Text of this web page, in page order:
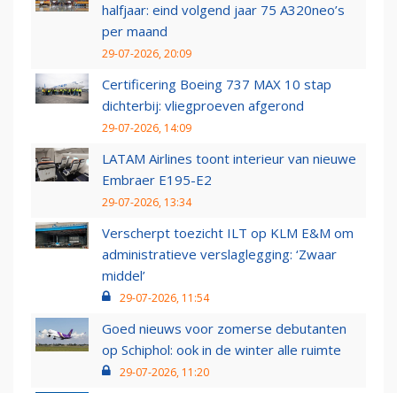
halfjaar: eind volgend jaar 75 A320neo’s
per maand
29-07-2026, 20:09
Certificering Boeing 737 MAX 10 stap
dichterbij: vliegproeven afgerond
29-07-2026, 14:09
LATAM Airlines toont interieur van nieuwe
Embraer E195-E2
29-07-2026, 13:34
Verscherpt toezicht ILT op KLM E&M om
administratieve verslaglegging: ‘Zwaar
middel’
29-07-2026, 11:54
Goed nieuws voor zomerse debutanten
op Schiphol: ook in de winter alle ruimte
29-07-2026, 11:20